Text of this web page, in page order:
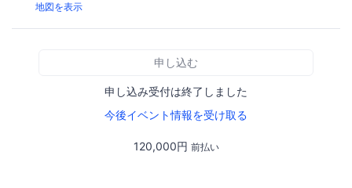
地図を表示
申し込む
申し込み受付は終了しました
今後イベント情報を受け取る
120,000円 前払い